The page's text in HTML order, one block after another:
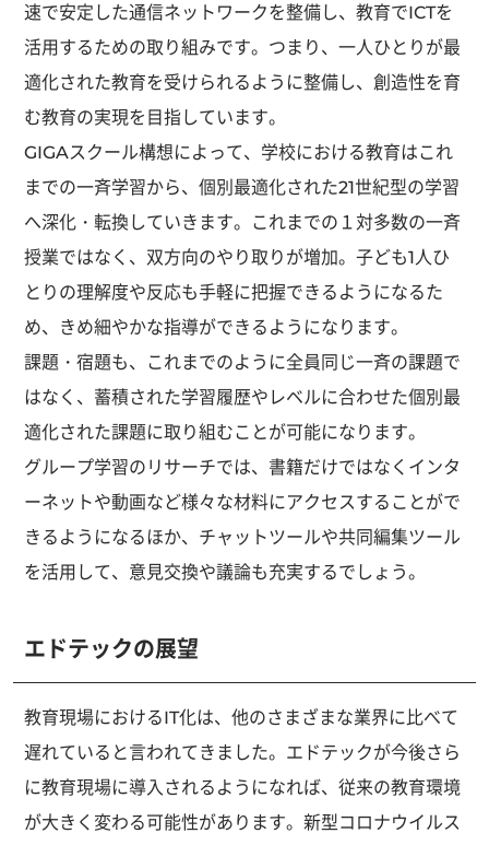
速で安定した通信ネットワークを整備し、教育でICTを
活用するための取り組みです。つまり、一人ひとりが最
適化された教育を受けられるように整備し、創造性を育
む教育の実現を目指しています。
GIGAスクール構想によって、学校における教育はこれ
までの一斉学習から、個別最適化された21世紀型の学習
へ深化・転換していきます。これまでの１対多数の一斉
授業ではなく、双方向のやり取りが増加。子ども1人ひ
とりの理解度や反応も手軽に把握できるようになるた
め、きめ細やかな指導ができるようになります。
課題・宿題も、これまでのように全員同じ一斉の課題で
はなく、蓄積された学習履歴やレベルに合わせた個別最
適化された課題に取り組むことが可能になります。
グループ学習のリサーチでは、書籍だけではなくインタ
ーネットや動画など様々な材料にアクセスすることがで
きるようになるほか、チャットツールや共同編集ツール
を活用して、意見交換や議論も充実するでしょう。
エドテックの展望
教育現場におけるIT化は、他のさまざまな業界に比べて
遅れていると言われてきました。エドテックが今後さら
に教育現場に導入されるようになれば、従来の教育環境
が大きく変わる可能性があります。新型コロナウイルス